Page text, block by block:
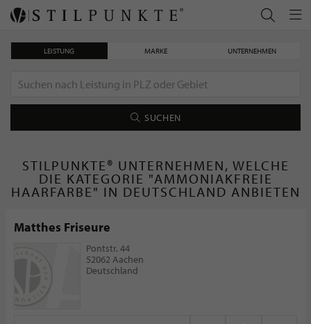
LEISTUNG MARKE UNTERNEHMEN
SUCHEN
STILPUNKTE® UNTERNEHMEN, WELCHE
DIE KATEGORIE "AMMONIAKFREIE
HAARFARBE" IN DEUTSCHLAND ANBIETEN
Matthes Friseure
Pontstr. 44
52062 Aachen
Deutschland